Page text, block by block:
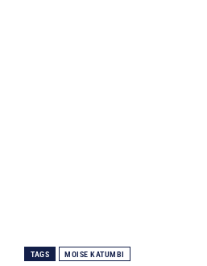
TAGS MOISE KATUMBI